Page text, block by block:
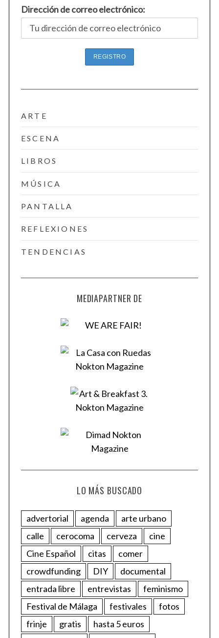
Dirección de correo electrónico:
ARTE
ESCENA
LIBROS
MÚSICA
PANTALLA
REFLEXIONES
TENDENCIAS
MEDIAPARTNER DE
LO MÁS BUSCADO
advertorial agenda
arte urbano
calle
cerocoma cerveza
cine
Cine Español
citas
comer
crowdfunding
DIY
documental
entrada libre
entrevistas
feminismo
Festival de Málaga
festivales
fotos
frinje
gratis
hasta 5 euros